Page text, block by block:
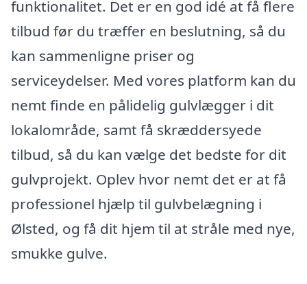
funktionalitet. Det er en god idé at få flere
tilbud før du træffer en beslutning, så du
kan sammenligne priser og
serviceydelser. Med vores platform kan du
nemt finde en pålidelig gulvlægger i dit
lokalområde, samt få skræddersyede
tilbud, så du kan vælge det bedste for dit
gulvprojekt. Oplev hvor nemt det er at få
professionel hjælp til gulvbelægning i
Ølsted, og få dit hjem til at stråle med nye,
smukke gulve.